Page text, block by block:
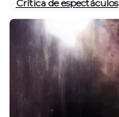
Crítica de espectáculos